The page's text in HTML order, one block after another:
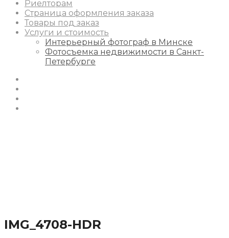
Риелторам
Страница оформления заказа
Товары под заказ
Услуги и стоимость
Интерьерный фотограф в Минске
Фотосъемка недвижимости в Санкт-
Петербурге
IMG_4708-HDR